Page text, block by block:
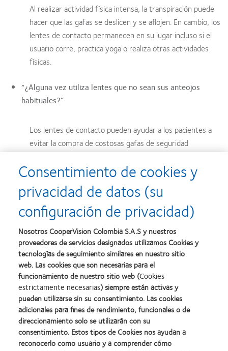
Al realizar actividad física intensa, la transpiración puede
hacer que las gafas se deslicen y se aflojen. En cambio, los
lentes de contacto permanecen en su lugar incluso si el
usuario corre, practica yoga o realiza otras actividades
físicas.
“¿Alguna vez utiliza lentes que no sean sus anteojos
habituales?”
Los lentes de contacto pueden ayudar a los pacientes a
evitar la compra de costosas gafas de seguridad
recetadas. También se pueden usar bajo las gafas 3-D del
cine y bajo gafas de sol no recetadas.
Luego de un largo período de usar únicamente gafas (incluso
durante toda su vida) un paciente podría no pensar en los posibles
beneficios de los lentes de contacto. Sin embargo, quizás le
sorprenda cuán dispuestos están a tener una opción en cada una
de las actividades que realizan.
Inicie la conversación: las opciones para sus pacientes son
oportunidades para usted.
1 Ritson M. Which patients are more profitable? Contact Lens
Consentimiento de cookies y
privacidad de datos (su
configuración de privacidad)
Nosotros CooperVision Colombia S.A.S y nuestros
proveedores de servicios designados utilizamos Cookies y
tecnologías de seguimiento similares en nuestro sitio
web. Las cookies que son necesarias para el
funcionamiento de nuestro sitio web (Cookies
estrictamente necesarias) siempre están activas y
pueden utilizarse sin su consentimiento. Las cookies
adicionales para fines de rendimiento, funcionales o de
direccionamiento solo se utilizarán con su
consentimiento. Estos tipos de Cookies nos ayudan a
reconocerlo como usuario y a comprender cómo